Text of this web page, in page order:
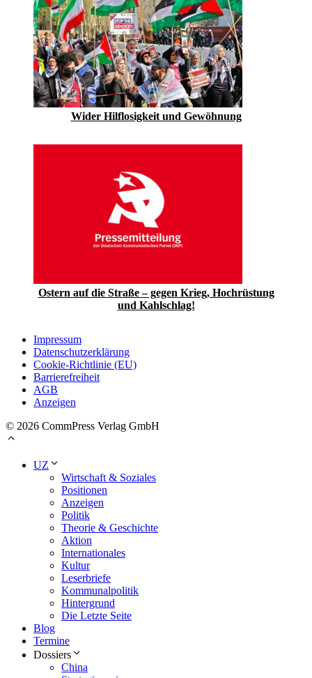
Wider Hilflosigkeit und Gewöhnung
Ostern auf die Straße – gegen Krieg, Hochrüstung
und Kahlschlag!
Impressum
Datenschutzerklärung
Cookie-Richtlinie (EU)
Barrierefreiheit
AGB
Anzeigen
© 2026 CommPress Verlag GmbH
UZ
Wirtschaft & Soziales
Positionen
Anzeigen
Politik
Theorie & Geschichte
Aktion
Internationales
Kultur
Leserbriefe
Kommunalpolitik
Hintergrund
Die Letzte Seite
Blog
Termine
Dossiers
China